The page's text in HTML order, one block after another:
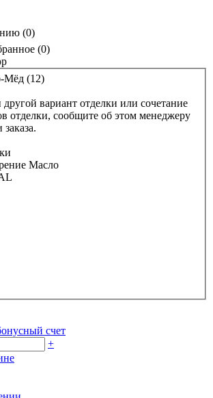
(0)
(0)
Мёд (12)
вариант отделки или сочетание
отделки, сообщите об этом менеджеру
Масло
счет
+